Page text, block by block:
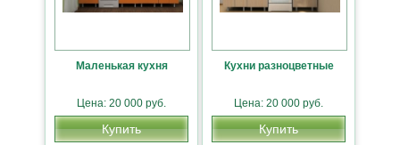
Маленькая кухня
Цена: 20 000 руб.
Купить
Кухни разноцветные
Цена: 20 000 руб.
Купить